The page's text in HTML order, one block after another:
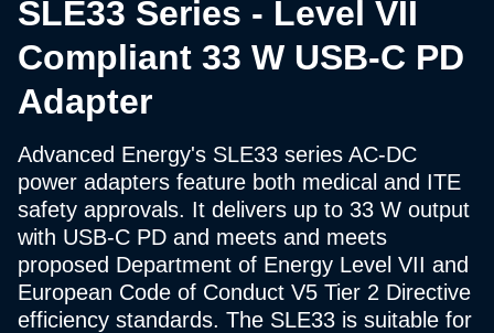
SLE33 Series - Level VII
Compliant 33 W USB-C PD
Adapter
Advanced Energy's SLE33 series AC-DC
power adapters feature both medical and ITE
safety approvals. It delivers up to 33 W output
with USB-C PD and meets and meets
proposed Department of Energy Level VII and
European Code of Conduct V5 Tier 2 Directive
efficiency standards. The SLE33 is suitable for